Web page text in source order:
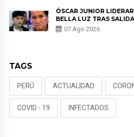
ÓSCAR JUNIOR
BELLA LUZ TRAS
PADRE POR POLÉMICA
NALDY SALDAÑA
07 Ago 2026
TAGS
PERÚ ACTUALIDAD
COVID - 19 INFECTADOS